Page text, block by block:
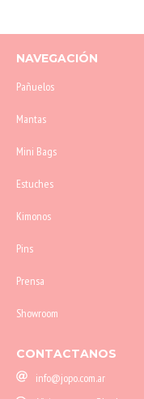
NAVEGACIÓN
Pañuelos
Mantas
Mini Bags
Estuches
Kimonos
Pins
Prensa
Showroom
CONTACTANOS
info@jopo.com.ar